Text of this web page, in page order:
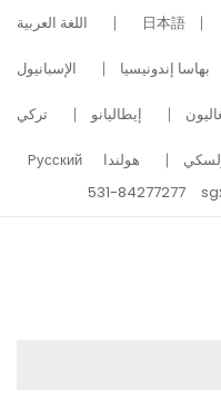
日本語 اللغة العربية
بهاسا إندونيسيا الإسبانيول
إيطاليانو تركي
هولندا
Pусский
531-84277277